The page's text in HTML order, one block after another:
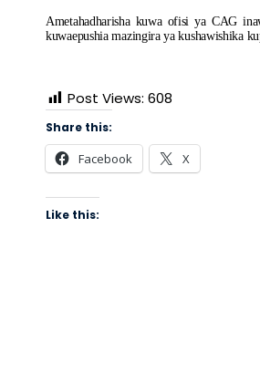
Ametahadharisha kuwa ofisi ya CAG
kuwaepushia mazingira ya kushawishika
Post Views: 608
Share this:
Facebook X
Like this: